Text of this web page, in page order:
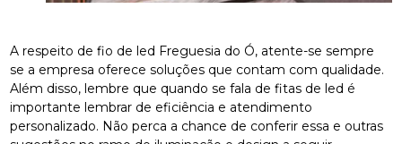
A respeito de fio de led Freguesia do Ó, atente-se sempre
se a empresa oferece soluções que contam com qualidade.
Além disso, lembre que quando se fala de fitas de led é
importante lembrar de eficiência e atendimento
personalizado. Não perca a chance de conferir essa e outras